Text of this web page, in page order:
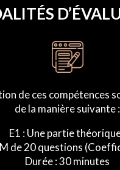
de ces compétences
de la manière suivante :
E1 : Une partie
de 20 questions
Durée : 30 minutes